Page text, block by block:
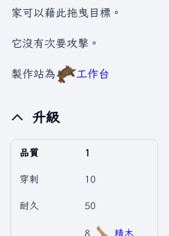
家可以藉此拖曳目標。
它沒有次要攻擊。
製作站為 工作台
升級
品質 1
穿刺 10
耐久 50
8 精木